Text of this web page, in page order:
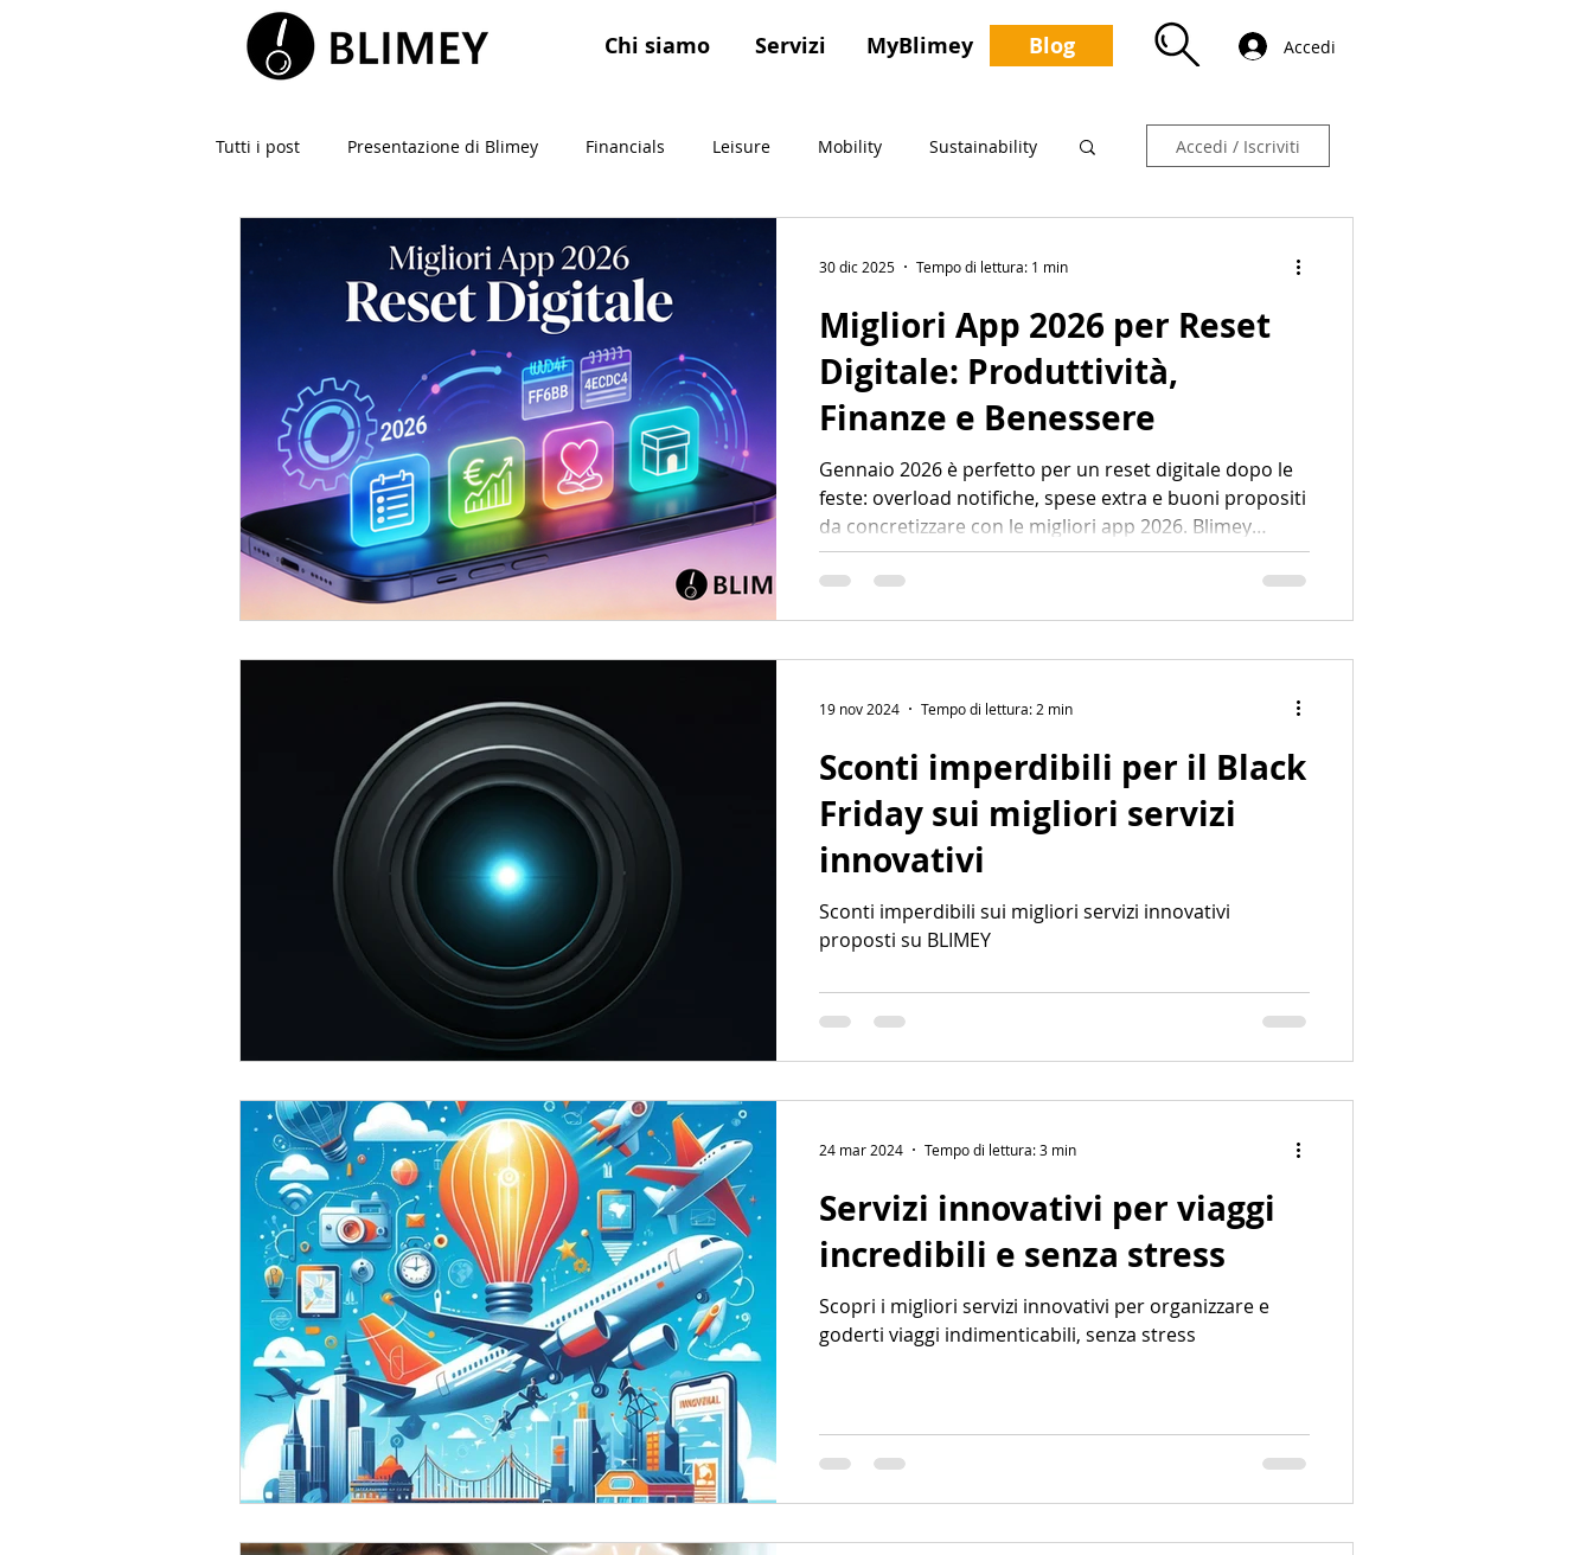
Chi siamo Servizi MyBlimey Blog Accedi
Tutti i post Presentazione di Blimey Financials Leisure Mobility Sustainability
Coronavirus Pubblica Amministrazione
Accedi / Iscriviti
Migliori App 2026 per Reset
Digitale: Produttività,
Finanze e Benessere
Gennaio 2026 è perfetto per un reset digitale dopo le
feste: overload notifiche, spese extra e buoni propositi
da concretizzare con le migliori app 2026. Blimey
seleziona solo tool innovativi con rating alti e
recensioni entusiastiche per organizzare vita, soldi e
30 dic 2025 Tempo di lettura: 1 min
Sconti imperdibili per il Black
Friday sui migliori servizi
innovativi
Sconti imperdibili sui migliori servizi innovativi
proposti su BLIMEY
19 nov 2024 Tempo di lettura: 2 min
Servizi innovativi per viaggi
incredibili e senza stress
Scopri i migliori servizi innovativi per organizzare e
goderti viaggi indimenticabili, senza stress
24 mar 2024 Tempo di lettura: 3 min